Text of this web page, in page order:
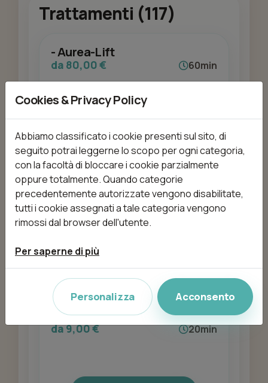
Trattamenti (117)
- Aurea-Lift
da 80,00 € 60min
- Ceretta ascelle
da 6,00 € 15min
- Ceretta braccia
da 9,00 € 20min
Cookies & Privacy Policy
Abbiamo classificato i cookie presenti sul sito, di
seguito potrai leggerne lo scopo per ogni categoria,
con la facoltà di bloccare i cookie parzialmente
oppure totalmente. Quando categorie
precedentemente autorizzate vengono disabilitate,
tutti i cookie assegnati a tale categoria vengono
rimossi dal browser dell'utente.
Per saperne di più
Personalizza Acconsento